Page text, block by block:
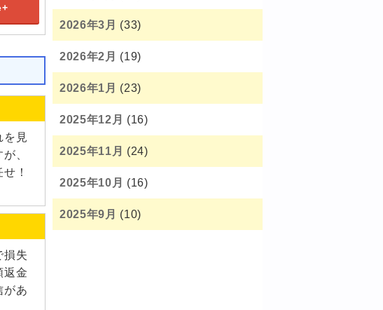
を見
、
！
損失
返金
があ
2026年3月 (33)
2026年2月 (19)
2026年1月 (23)
2025年12月 (16)
2025年11月 (24)
2025年10月 (16)
2025年9月 (10)